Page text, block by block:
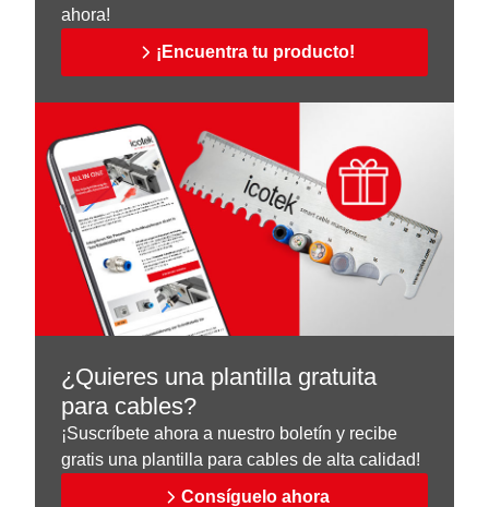
ahora!
¡Encuentra tu producto!
¿Quieres una plantilla gratuita
para cables?
¡Suscríbete ahora a nuestro boletín y recibe
gratis una plantilla para cables de alta calidad!
Consíguelo ahora